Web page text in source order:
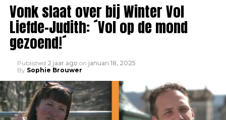
Vonk slaat over bij Winter Vol
Liefde-Judith: ´Vol op de mond
gezoend!´
Published 2 jaar ago on januari 18, 2025
By Sophie Brouwer